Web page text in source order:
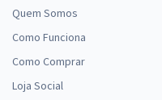
Quem Somos
Como Funciona
Como Comprar
Loja Social